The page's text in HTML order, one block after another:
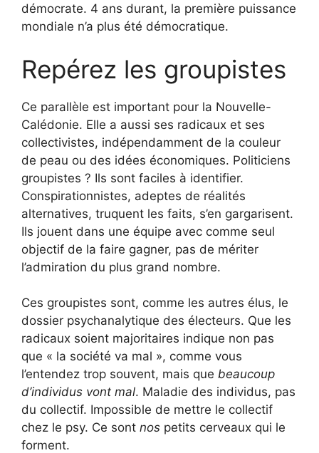
démocrate. 4 ans durant, la première puissance
mondiale n’a plus été démocratique.
Repérez les groupistes
Ce parallèle est important pour la Nouvelle-
Calédonie. Elle a aussi ses radicaux et ses
collectivistes, indépendamment de la couleur
de peau ou des idées économiques. Politiciens
groupistes ? Ils sont faciles à identifier.
Conspirationnistes, adeptes de réalités
alternatives, truquent les faits, s’en gargarisent.
Ils jouent dans une équipe avec comme seul
objectif de la faire gagner, pas de mériter
l’admiration du plus grand nombre.
Ces groupistes sont, comme les autres élus, le
dossier psychanalytique des électeurs. Que les
radicaux soient majoritaires indique non pas
que « la société va mal », comme vous
l’entendez trop souvent, mais que beaucoup
d’individus vont mal. Maladie des individus, pas
du collectif. Impossible de mettre le collectif
chez le psy. Ce sont nos petits cerveaux qui le
forment.